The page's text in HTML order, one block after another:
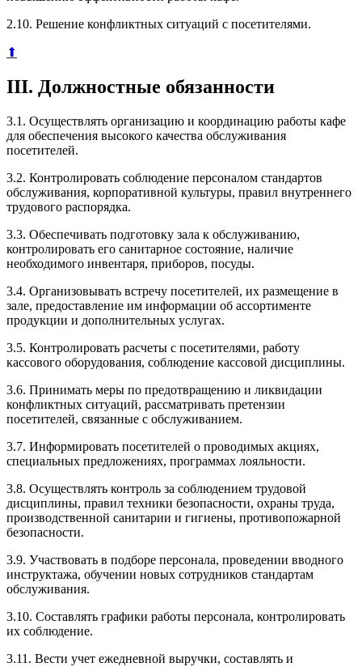
2.10. Решение конфликтных ситуаций с посетителями.
⬆
III. Должностные обязанности
3.1. Осуществлять организацию и координацию работы кафе
для обеспечения высокого качества обслуживания
посетителей.
3.2. Контролировать соблюдение персоналом стандартов
обслуживания, корпоративной культуры, правил внутреннего
трудового распорядка.
3.3. Обеспечивать подготовку зала к обслуживанию,
контролировать его санитарное состояние, наличие
необходимого инвентаря, приборов, посуды.
3.4. Организовывать встречу посетителей, их размещение в
зале, предоставление им информации об ассортименте
продукции и дополнительных услугах.
3.5. Контролировать расчеты с посетителями, работу
кассового оборудования, соблюдение кассовой дисциплины.
3.6. Принимать меры по предотвращению и ликвидации
конфликтных ситуаций, рассматривать претензии
посетителей, связанные с обслуживанием.
3.7. Информировать посетителей о проводимых акциях,
специальных предложениях, программах лояльности.
3.8. Осуществлять контроль за соблюдением трудовой
дисциплины, правил техники безопасности, охраны труда,
производственной санитарии и гигиены, противопожарной
безопасности.
3.9. Участвовать в подборе персонала, проведении вводного
инструктажа, обучении новых сотрудников стандартам
обслуживания.
3.10. Составлять графики работы персонала, контролировать
их соблюдение.
3.11. Вести учет ежедневной выручки, составлять и